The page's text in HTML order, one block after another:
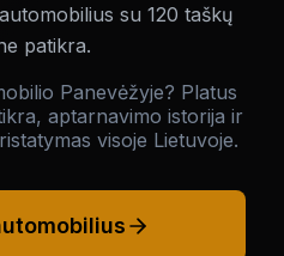
su 120 taškų
patikra.
Panevėžyje? Platus
aptarnavimo istorija ir
visoje Lietuvoje.